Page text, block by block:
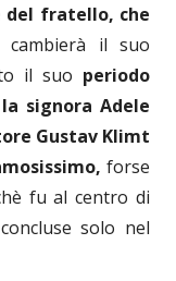
del fratello, che
il suo
il suo periodo
la signoraAdele
GustavKlimt
forse
fu al centro di
solo nel